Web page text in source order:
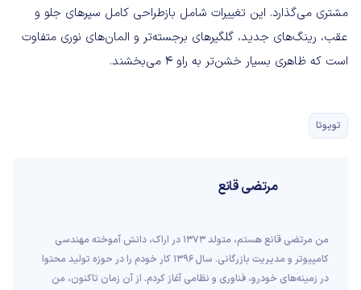
مشتری می‌گذارد. این تغییرات شامل بازطراحی کامل سپرهای جلو و
عقب، رینگ‌های جدید، گلگیرهای برجسته‌تر و المان‌های نوری متفاوت
است که ظاهری بسیار خشن‌تر به راو ۴ می‌بخشند.
تویوتا
مرتضی قانع
من مرتضی قانع هستم، متولد 1373 در اراک، دانش آموخته مهندسی
کامپیوتر و مدیریت بازرگانی. سال 1396 کار خودم را در حوزه تولید محتوا
در زمینه‌های خودرو، فناوری و نظامی آغاز کردم. از آن زمان تاکنون، من